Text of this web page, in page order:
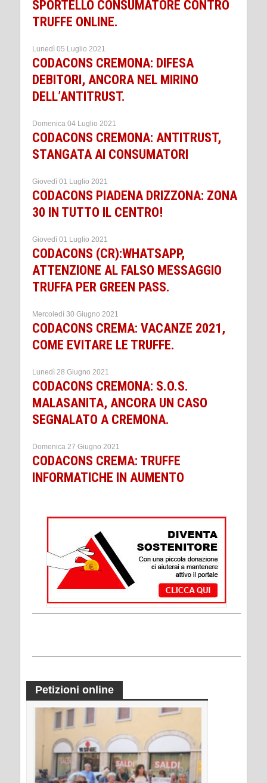
SPORTELLO CONSUMATORE CONTRO
TRUFFE ONLINE.
Lunedì 05 Luglio 2021
CODACONS CREMONA: DIFESA
DEBITORI, ANCORA NEL MIRINO
DELL’ANTITRUST.
Domenica 04 Luglio 2021
CODACONS CREMONA: ANTITRUST,
STANGATA AI CONSUMATORI
Giovedì 01 Luglio 2021
CODACONS PIADENA DRIZZONA: ZONA
30 IN TUTTO IL CENTRO!
Giovedì 01 Luglio 2021
CODACONS (CR):WHATSAPP,
ATTENZIONE AL FALSO MESSAGGIO
TRUFFA PER GREEN PASS.
Mercoledì 30 Giugno 2021
CODACONS CREMA: VACANZE 2021,
COME EVITARE LE TRUFFE.
Lunedì 28 Giugno 2021
CODACONS CREMONA: S.O.S.
MALASANITA, ANCORA UN CASO
SEGNALATO A CREMONA.
Domenica 27 Giugno 2021
CODACONS CREMA: TRUFFE
INFORMATICHE IN AUMENTO
Petizioni online